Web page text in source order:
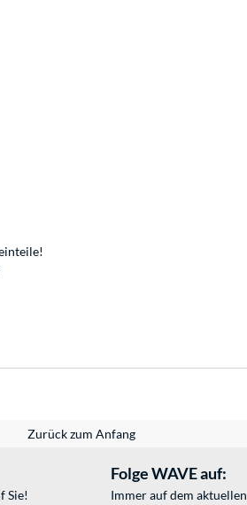
Zurück zum Anfang
Sie!
Folge WAVE auf:
Immer auf dem aktuellen